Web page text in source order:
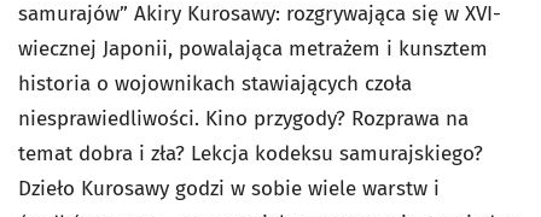
samurajów” Akiry Kurosawy: rozgrywająca się w XVI-
wiecznej Japonii, powalająca metrażem i kunsztem
historia o wojownikach stawiających czoła
niesprawiedliwości. Kino przygody? Rozprawa na
temat dobra i zła? Lekcja kodeksu samurajskiego?
Dzieło Kurosawy godzi w sobie wiele warstw i